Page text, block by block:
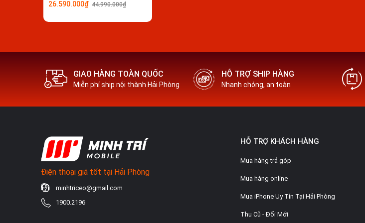
Ngoài ra, màu sắc khi trình làng của Galaxy Z Fold4 cũng sẽ mang những màu sắc cá tính
hơn thay thế cho những gam màu hiện tại với màu Đen, Xanh, Trắng,...sang trọng và sẽ có
sự có mặt của bút S Pen, nhưng thiết kế mới vẫn sẽ dừng lại ở việc trang bị rời và không có
khung đặt bút liền mạch với thiết bị.
inch và một màn hình phụ hiển thị thông báo cuộc gọi, tin nhắn, thời tiết, v.v ở bên ngoài
inch.
26.590.000₫ 44.990.000₫
GIAO HÀNG TOÀN QUỐC
Miễn phí ship nội thành Hải Phòng
HỖ TRỢ SHIP HÀNG
Nhanh chóng, an toàn
Điện thoại giá tốt tại Hải Phòng
minhtriceo@gmail.com
1900.2196
HỖ TRỢ KHÁCH HÀNG
Mua hàng trả góp
Mua hàng online
Mua iPhone Uy Tín Tại Hải Phòng
Thu Cũ - Đổi Mới